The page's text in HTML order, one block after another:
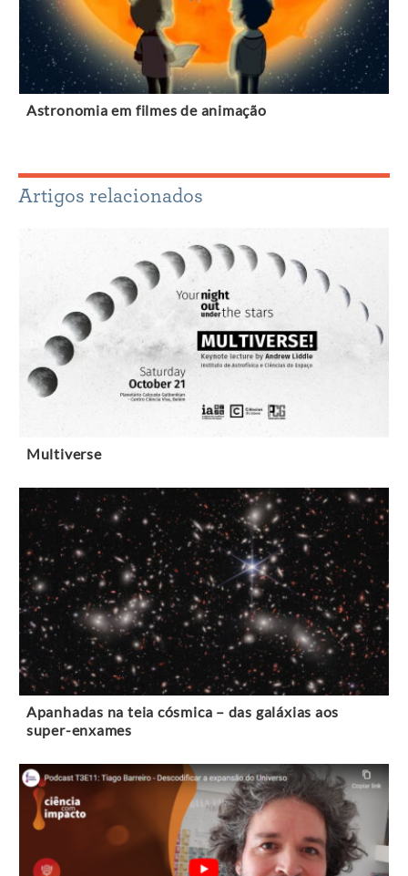
Astronomia em filmes de animação
Artigos relacionados
Multiverse
Apanhadas na teia cósmica – das galáxias aos
super-enxames